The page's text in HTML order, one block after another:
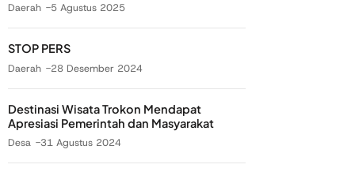
Daerah 5 Agustus 2025
STOP PERS
Daerah 28 Desember 2024
Destinasi Wisata Trokon Mendapat
Apresiasi Pemerintah dan Masyarakat
Desa 31 Agustus 2024